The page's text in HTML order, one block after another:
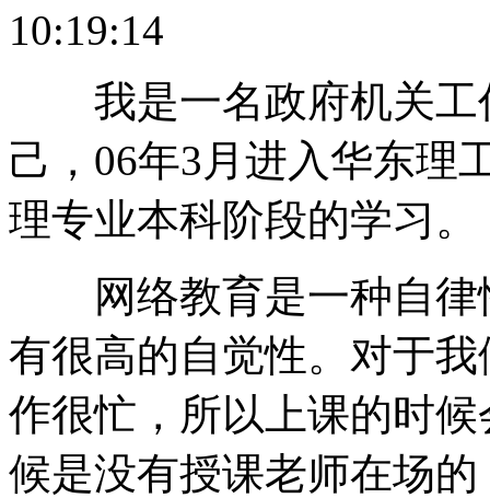
10:19:14
我是一名政府机关工
己，06年3月进入华东理
理专业本科阶段的学习。
网络教育是一种自律
有很高的自觉性。对于
作很忙，所以上课的时
候是没有授课老师在场